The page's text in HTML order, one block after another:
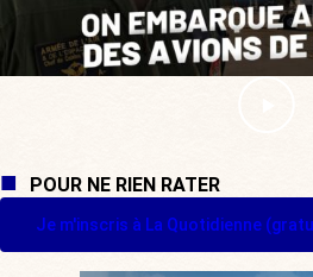
POUR NE RIEN RATER
Je m'inscris à La Quotidienne